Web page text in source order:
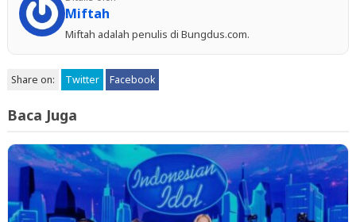
Miftah
Miftah adalah penulis di Bungdus.com.
Share on: Twitter Facebook
Baca Juga